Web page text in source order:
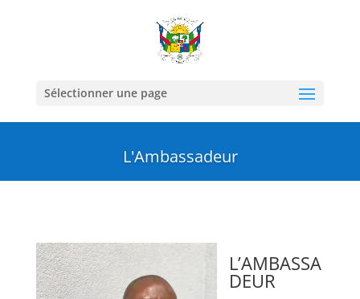
Sélectionner une page
L'Ambassadeur
L’AMBASSA
DEUR